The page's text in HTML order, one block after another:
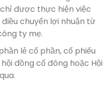
được thực hiện việc
chuyển lợi nhuận từ
ty mẹ.
lẻ cổ phần, cổ phiếu
đồng cổ đông hoặc Hội